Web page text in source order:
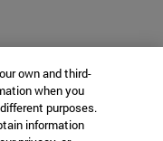
own and third-
when you
purposes.
information